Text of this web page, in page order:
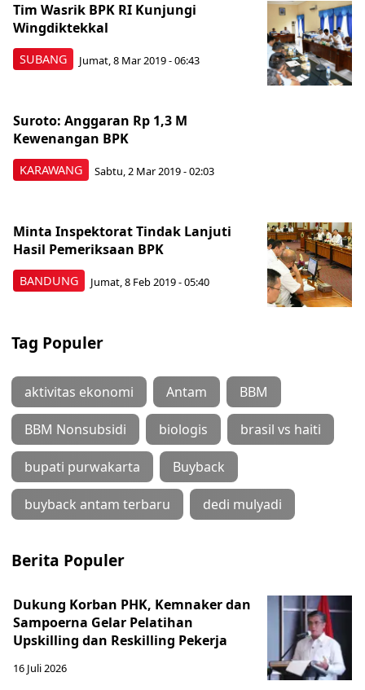
SUBANG
Tim Wasrik BPK RI Kunjungi
Wingdiktekkal
Jumat, 8 Mar 2019 - 06:43
KARAWANG
Suroto: Anggaran Rp 1,3 M
Kewenangan BPK
Sabtu, 2 Mar 2019 - 02:03
BANDUNG
Minta Inspektorat Tindak Lanjuti
Hasil Pemeriksaan BPK
Jumat, 8 Feb 2019 - 05:40
Tag Populer
aktivitas ekonomi Antam BBM
BBM Nonsubsidi biologis brasil vs haiti
bupati purwakarta Buyback
buyback antam terbaru dedi mulyadi
Berita Populer
Dukung Korban PHK, Kemnaker dan
Sampoerna Gelar Pelatihan
Upskilling dan Reskilling Pekerja
16 Juli 2026